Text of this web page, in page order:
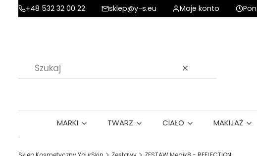
+48 532 32 00 22 sklep@y-s.eu Moje konto
Wyczyść
MARKI TWARZ CIAŁO MAKIJAŻ